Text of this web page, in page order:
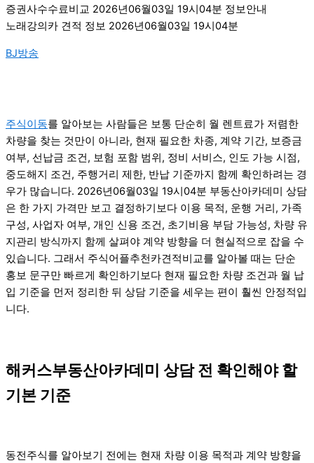
증권사수수료비교 2026년06월03일 19시04분 정보안내
노래강의카 견적 정보 2026년06월03일 19시04분
BJ방송
주식이동를 알아보는 사람들은 보통 단순히 월 렌트료가 저렴한
차량을 찾는 것만이 아니라, 현재 필요한 차종, 계약 기간, 보증금
여부, 선납금 조건, 보험 포함 범위, 정비 서비스, 인도 가능 시점,
중도해지 조건, 주행거리 제한, 반납 기준까지 함께 확인하려는 경
우가 많습니다. 2026년06월03일 19시04분 부동산아카데미 상담
은 한 가지 가격만 보고 결정하기보다 이용 목적, 운행 거리, 가족
구성, 사업자 여부, 개인 신용 조건, 초기비용 부담 가능성, 차량 유
지관리 방식까지 함께 살펴야 계약 방향을 더 현실적으로 잡을 수
있습니다. 그래서 주식어플추천카견적비교를 알아볼 때는 단순
홍보 문구만 빠르게 확인하기보다 현재 필요한 차량 조건과 월 납
입 기준을 먼저 정리한 뒤 상담 기준을 세우는 편이 훨씬 안정적입
니다.
해커스부동산아카데미 상담 전 확인해야 할
기본 기준
동전주식를 알아보기 전에는 현재 차량 이용 목적과 계약 방향을